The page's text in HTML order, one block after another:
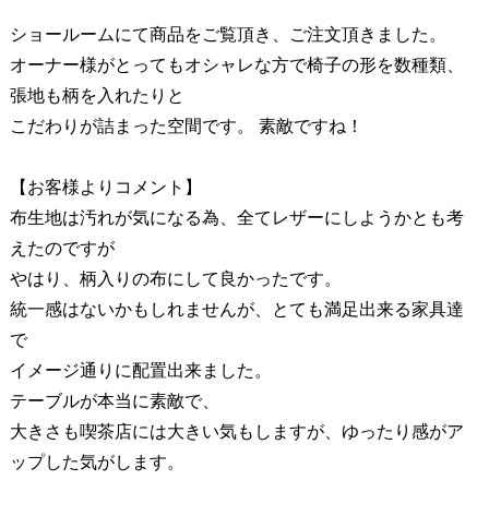
ショールームにて商品をご覧頂き、ご注文頂きました。
オーナー様がとってもオシャレな方で椅子の形を数種類、
張地も柄を入れたりと
こだわりが詰まった空間です。 素敵ですね！
【お客様よりコメント】
布生地は汚れが気になる為、全てレザーにしようかとも考
えたのですが
やはり、柄入りの布にして良かったです。
統一感はないかもしれませんが、とても満足出来る家具達
で
イメージ通りに配置出来ました。
テーブルが本当に素敵で、
大きさも喫茶店には大きい気もしますが、ゆったり感がア
ップした気がします。